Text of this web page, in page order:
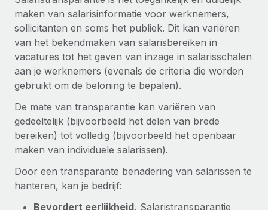
Zzp'ers internationaal onboarden en beheren
PEO
Ingewikkelde HR-taken eenvoudig uitbesteden
INFRASTRUCTUUR
Remote Embedded
HR naadloos in workflows integreren
Platform
Ingebouwde essentiële HR-functies voor je team
Verbinden
AI-tools koppelen aan Remote met onze MCP
GROEIFASE
Start-ups
Flexibele global HR en payroll solutions voor groeiende
bedrijven
Mid-market
Teams uitbreiden met HR solutions op maat
Enterprise
Betalingscalculator voor zzp'ers
Ontdek valuta-opties en betaalsnelheden voor
internationale zzp'ers
LEREN MET REMOTE
Casestudy's
HR-woordenlijst
Checklists en templates
Bibliotheek met functiebeschrijvingen
Nederlands
Français
Deutsch
Español
Italiano
Português (Portugal)
Inloggen
maken van salarisinformatie voor werknemers,
sollicitanten en soms het publiek. Dit kan variëren
van het bekendmaken van salarisbereiken in
vacatures tot het geven van inzage in salarisschalen
aan je werknemers (evenals de criteria die worden
gebruikt om de beloning te bepalen).
De mate van transparantie kan variëren van
gedeeltelijk (bijvoorbeeld het delen van brede
bereiken) tot volledig (bijvoorbeeld het openbaar
maken van individuele salarissen).
Door een transparante benadering van salarissen te
hanteren, kan je bedrijf:
Bevordert eerlijkheid. Salaristransparantie